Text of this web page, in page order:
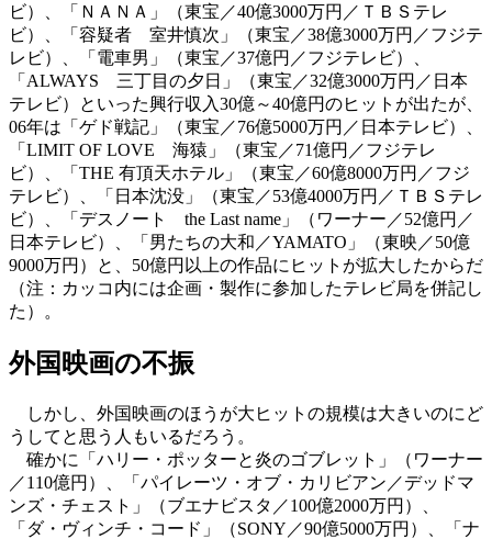
ビ）、「ＮＡＮＡ」（東宝／40億3000万円／ＴＢＳテレ
ビ）、「容疑者 室井慎次」（東宝／38億3000万円／フジテ
レビ）、「電車男」（東宝／37億円／フジテレビ）、
「ALWAYS 三丁目の夕日」（東宝／32億3000万円／日本
テレビ）といった興行収入30億～40億円のヒットが出たが、
06年は「ゲド戦記」（東宝／76億5000万円／日本テレビ）、
「LIMIT OF LOVE 海猿」（東宝／71億円／フジテレ
ビ）、「THE 有頂天ホテル」（東宝／60億8000万円／フジ
テレビ）、「日本沈没」（東宝／53億4000万円／ＴＢＳテレ
ビ）、「デスノート the Last name」（ワーナー／52億円／
日本テレビ）、「男たちの大和／YAMATO」（東映／50億
9000万円）と、50億円以上の作品にヒットが拡大したからだ
（注：カッコ内には企画・製作に参加したテレビ局を併記し
た）。
外国映画の不振
しかし、外国映画のほうが大ヒットの規模は大きいのにど
うしてと思う人もいるだろう。
確かに「ハリー・ポッターと炎のゴブレット」（ワーナー
／110億円）、「パイレーツ・オブ・カリビアン／デッドマ
ンズ・チェスト」（ブエナビスタ／100億2000万円）、
「ダ・ヴィンチ・コード」（SONY／90億5000万円）、「ナ